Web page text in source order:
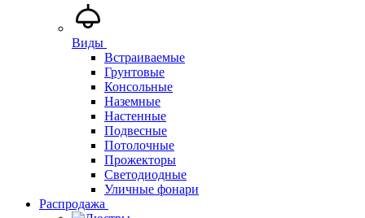
Виды
Встраиваемые
Грунтовые
Консольные
Наземные
Настенные
Подвесные
Потолочные
Прожекторы
Светодиодные
Уличные фонари
Распродажа